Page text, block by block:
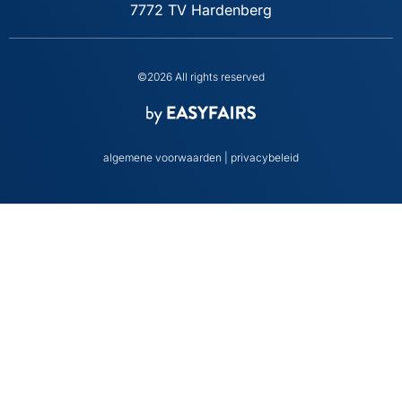
7772 TV Hardenberg
©2026 All rights reserved
algemene voorwaarden privacybeleid